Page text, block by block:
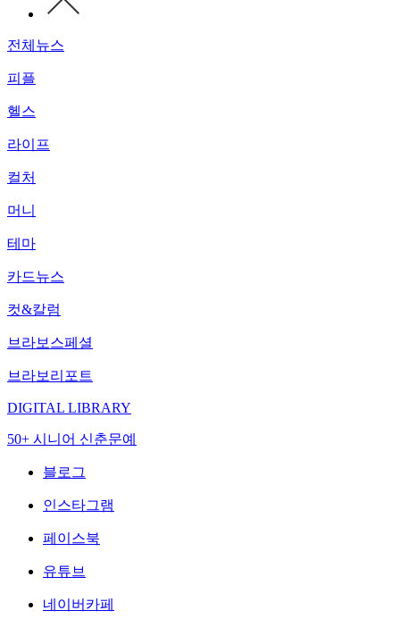
전체뉴스
피플
헬스
라이프
컬처
머니
테마
카드뉴스
컷&칼럼
브라보스페셜
브라보리포트
DIGITAL LIBRARY
50+ 시니어 신춘문예
블로그
인스타그램
페이스북
유튜브
네이버카페